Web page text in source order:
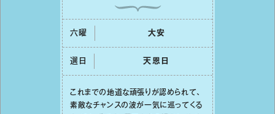
六曜 ⼤安
選日 天恩⽇
これまでの地道な頑張りが認められて、
素敵なチャンスの波が⼀気に巡ってくる